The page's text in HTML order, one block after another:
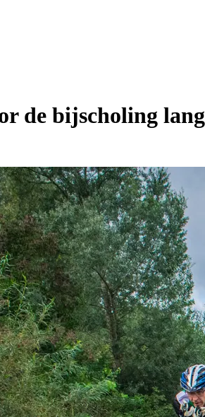
de bijscholing